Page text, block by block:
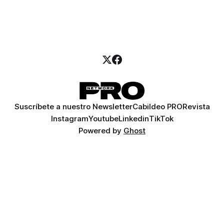
Suscríbete a nuestro NewsletterCabildeo PRORevista
InstagramYoutubeLinkedinTikTok
Powered by Ghost